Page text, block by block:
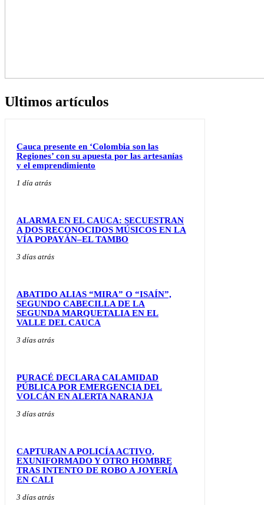
Ultimos artículos
Cauca presente en ‘Colombia son las
Regiones’ con su apuesta por las artesanías
y el emprendimiento
1 día atrás
ALARMA EN EL CAUCA: SECUESTRAN
A DOS RECONOCIDOS MÚSICOS EN LA
VÍA POPAYÁN–EL TAMBO
3 días atrás
ABATIDO ALIAS “MIRA” O “ISAÍN”,
SEGUNDO CABECILLA DE LA
SEGUNDA MARQUETALIA EN EL
VALLE DEL CAUCA
3 días atrás
PURACÉ DECLARA CALAMIDAD
PÚBLICA POR EMERGENCIA DEL
VOLCÁN EN ALERTA NARANJA
3 días atrás
CAPTURAN A POLICÍA ACTIVO,
EXUNIFORMADO Y OTRO HOMBRE
TRAS INTENTO DE ROBO A JOYERÍA
EN CALI
3 días atrás